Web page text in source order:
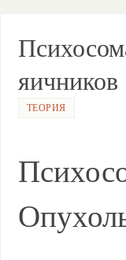
яичников
ТЕОРИЯ